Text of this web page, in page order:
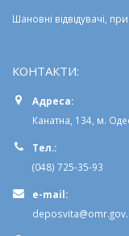
Шановні відвідувачі,
КОНТАКТИ:
Адреса:
Канатна, 134, м.
Тел.:
(048) 725-35-93
e-mail: